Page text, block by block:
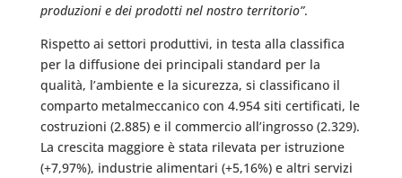
produzioni e dei prodotti nel nostro territorio”.
Rispetto ai settori produttivi, in testa alla classifica
per la diffusione dei principali standard per la
qualità, l’ambiente e la sicurezza, si classificano il
comparto metalmeccanico con 4.954 siti certificati, le
costruzioni (2.885) e il commercio all’ingrosso (2.329).
La crescita maggiore è stata rilevata per istruzione
(+7,97%), industrie alimentari (+5,16%) e altri servizi